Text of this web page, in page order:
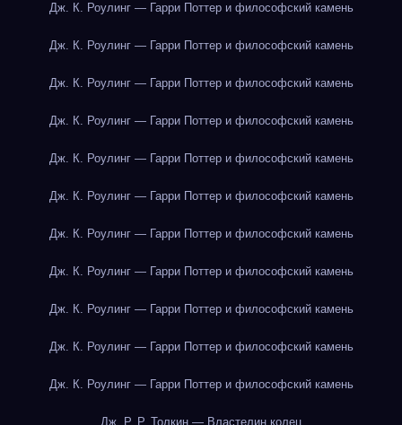
Дж. К. Роулинг — Гарри Поттер и философский камень
Дж. К. Роулинг — Гарри Поттер и философский камень
Дж. К. Роулинг — Гарри Поттер и философский камень
Дж. К. Роулинг — Гарри Поттер и философский камень
Дж. К. Роулинг — Гарри Поттер и философский камень
Дж. К. Роулинг — Гарри Поттер и философский камень
Дж. К. Роулинг — Гарри Поттер и философский камень
Дж. К. Роулинг — Гарри Поттер и философский камень
Дж. К. Роулинг — Гарри Поттер и философский камень
Дж. К. Роулинг — Гарри Поттер и философский камень
Дж. К. Роулинг — Гарри Поттер и философский камень
Дж. Р. Р. Толкин — Властелин колец